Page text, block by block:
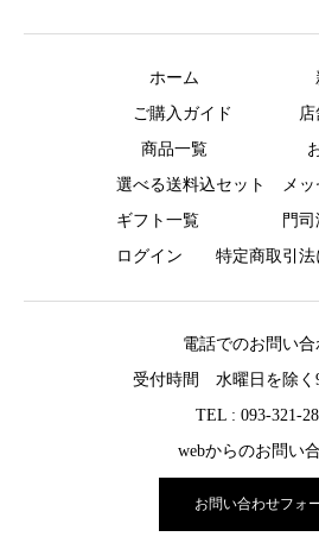
ホーム
ご購入ガイド
商品一覧
選べる送料込セット
メ
ギフト一覧
門
ログイン
特定商取引
電話でのお問い合
受付時間 水曜日を除く
TEL : 093-321-
webからのお問い
お問い合わせフォ